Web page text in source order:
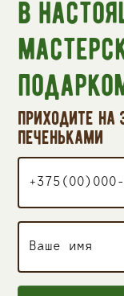
приходите
печеньками